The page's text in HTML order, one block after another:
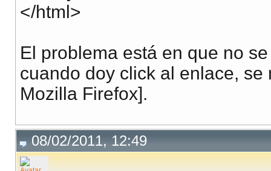
</html>
El problema está en que no
cuando doy click al enlace,
Mozilla Firefox].
08/02/2011, 12:49